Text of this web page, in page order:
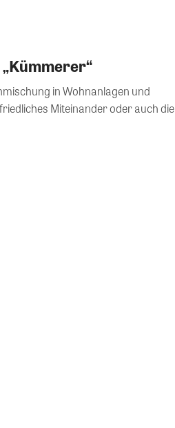
in Wohnanlagen und
Miteinander oder auch die